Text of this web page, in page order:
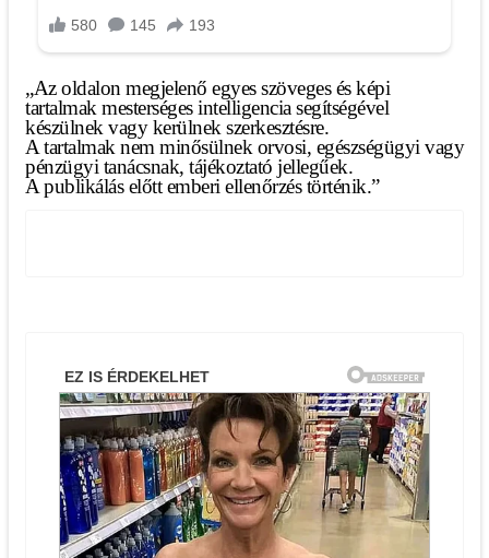
„Az oldalon megjelenő egyes szöveges és képi
tartalmak mesterséges intelligencia segítségével
készülnek vagy kerülnek szerkesztésre.
A tartalmak nem minősülnek orvosi, egészségügyi vagy
pénzügyi tanácsnak, tájékoztató jellegűek.
A publikálás előtt emberi ellenőrzés történik.”